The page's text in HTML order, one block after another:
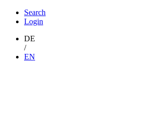
Search
Login
DE
/
EN